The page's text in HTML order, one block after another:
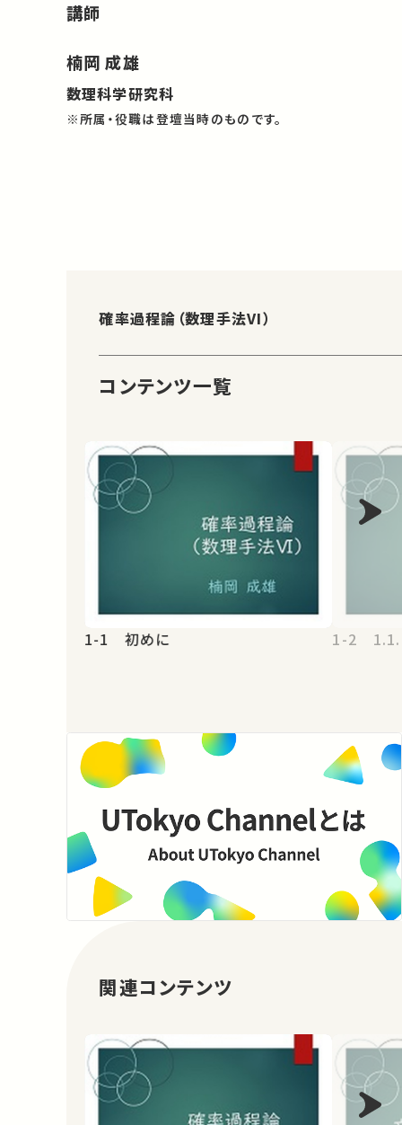
講師
楠岡 成雄
数理科学研究科
※所属・役職は登壇当時のものです。
確率過程論（数理手法VI）
コンテンツ一覧
1-1 初めに 1-2
関連コンテンツ